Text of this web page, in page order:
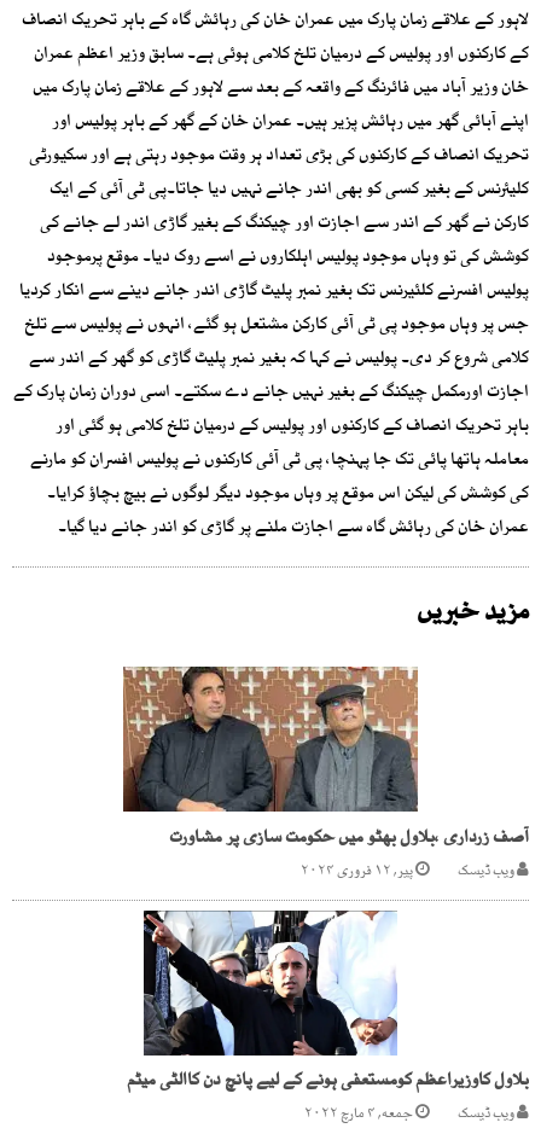
لاہور کے علاقے زمان پارک میں عمران خان کی رہائش گاہ کے باہر تحریک انصاف
کے کارکنوں اور پولیس کے درمیان تلخ کلامی ہوئی ہے۔ سابق وزیر اعظم عمران
خان وزیر آباد میں فائرنگ کے واقعہ کے بعد سے لاہور کے علاقے زمان پارک میں
اپنے آبائی گھر میں رہائش پزیر ہیں۔ عمران خان کے گھر کے باہر پولیس اور
تحریک انصاف کے کارکنوں کی بڑی تعداد ہر وقت موجود رہتی ہے اور سکیورٹی
کلیئرنس کے بغیر کسی کو بھی اندر جانے نہیں دیا جاتا۔پی ٹی آئی کے ایک
کارکن نے گھر کے اندر سے اجازت اور چیکنگ کے بغیر گاڑی اندر لے جانے کی
کوشش کی تو وہاں موجود پولیس اہلکاروں نے اسے روک دیا۔ موقع پرموجود
پولیس افسرنے کلئیرنس تک بغیر نمبر پلیٹ گاڑی اندر جانے دینے سے انکار کردیا
جس پر وہاں موجود پی ٹی آئی کارکن مشتعل ہو گئے، انہوں نے پولیس سے تلخ
کلامی شروع کر دی۔ پولیس نے کہا کہ بغیر نمبر پلیٹ گاڑی کو گھر کے اندر سے
اجازت اورمکمل چیکنگ کے بغیر نہیں جانے دے سکتے۔ اسی دوران زمان پارک کے
باہر تحریک انصاف کے کارکنوں اور پولیس کے درمیان تلخ کلامی ہو گئی اور
معاملہ ہاتھا پائی تک جا پہنچا، پی ٹی آئی کارکنوں نے پولیس افسران کو مارنے
کی کوشش کی لیکن اس موقع پر وہاں موجود دیگر لوگوں نے بیچ بچاؤ کرایا۔
عمران خان کی رہائش گاہ سے اجازت ملنے پر گاڑی کو اندر جانے دیا گیا۔
مزید خبریں
آصف زرداری ،بلاول بھٹو میں حکومت سازی پر مشاورت
ویب ڈیسک پیر, ۱۲ فروری ۲۰۲۴
بلاول کاوزیراعظم کومستعفی ہونے کے لیے پانچ دن کاالٹی میٹم
ویب ڈیسک جمعه, ۴ مارچ ۲۰۲۲